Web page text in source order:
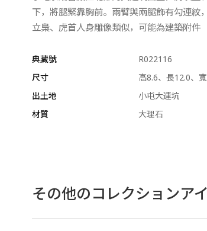
下，將腿緊靠胸前。兩臂與兩腿飾有勾連
立梟、虎首人身雕像類似，可能為建築附件
典藏號
R022116
尺寸
高8.6、長12.0、
出土地
小屯大連坑
材質
大理石
その他のコレクションア